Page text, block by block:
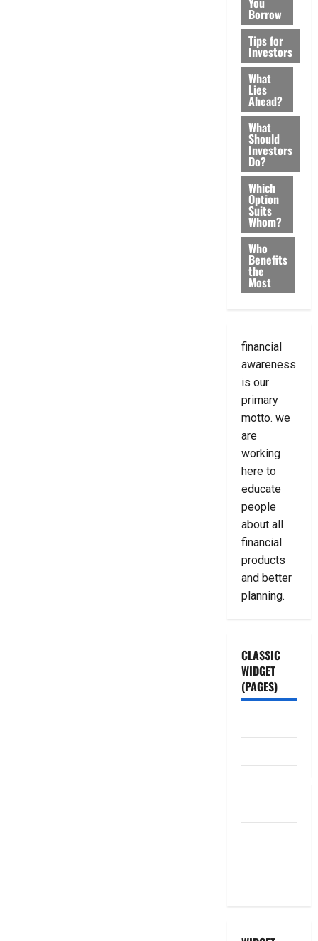
Borrow
Tips for
Investors
What
Lies
Ahead?
What
Should
Investors
Do?
Which
Option
Suits
Whom?
Who
Benefits
the
Most
financial
awareness
is our
primary
motto. we
are
working
here to
educate
people
about all
financial
products
and better
planning.
CLASSIC
WIDGET
(PAGES)